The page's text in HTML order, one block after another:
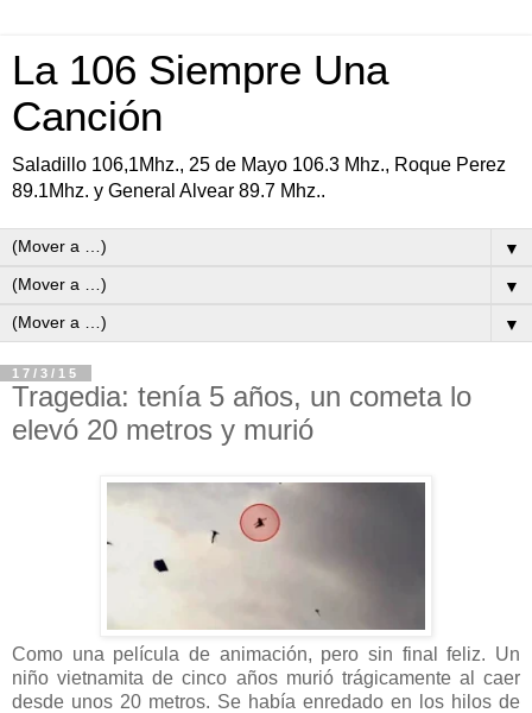
La 106 Siempre Una
Canción
Saladillo 106,1Mhz., 25 de Mayo 106.3 Mhz., Roque Perez
89.1Mhz. y General Alvear 89.7 Mhz..
▼
▼
▼
17/3/15
Tragedia: tenía 5 años, un cometa lo
elevó 20 metros y murió
Como una película de animación, pero sin final feliz. Un
niño vietnamita de cinco años murió trágicamente al caer
desde unos 20 metros. Se había enredado en los hilos de